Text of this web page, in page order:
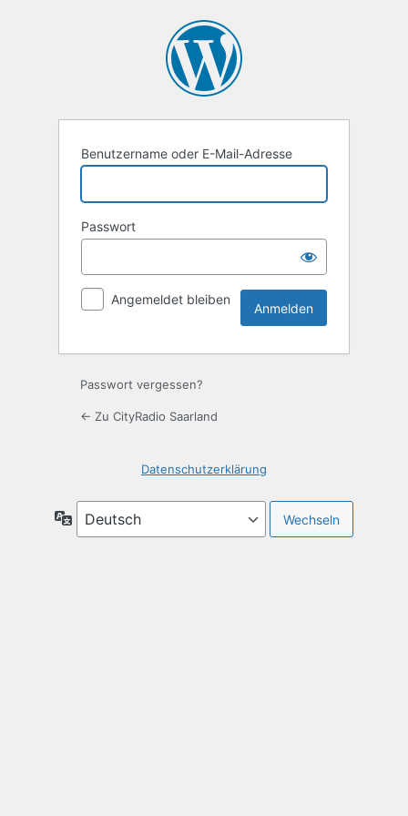
Benutzername oder E-Mail-Adresse
Passwort
Angemeldet bleiben
Passwort vergessen?
← Zu CityRadio Saarland
Datenschutzerklärung
Sprache